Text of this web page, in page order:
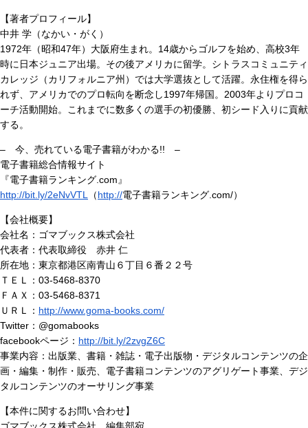
【著者プロフィール】
中井 学（なかい・がく）
1972年（昭和47年）大阪府生まれ。14歳からゴルフを始め、高校3年
時に日本ジュニア出場。その後アメリカに留学。シトラスコミュニティ
カレッジ（カリフォルニア州）では大学選抜として活躍。永住権を得ら
れず、アメリカでのプロ転向を断念し1997年帰国。2003年よりプロコ
ーチ活動開始。これまでに数多くの選手の初優勝、初シード入りに貢献
する。
– 今、売れている電子書籍がわかる!! –
電子書籍総合情報サイト
『電子書籍ランキング.com』
http://bit.ly/2eNvVTL
（http://電子書籍ランキング.com/）
【会社概要】
会社名：ゴマブックス株式会社
代表者：代表取締役 赤井 仁
所在地：東京都港区南青山６丁目６番２２号
ＴＥＬ：03-5468-8370
ＦＡＸ：03-5468-8371
ＵＲＬ： http://www.goma-books.com/
Twitter：@gomabooks
facebookページ： http://bit.ly/2zvgZ6C
事業内容：出版業、書籍・雑誌・電子出版物・デジタルコンテンツの企
画・編集・制作・販売、電子書籍コンテンツのアグリゲート事業、デジ
タルコンテンツのオーサリング事業
【本件に関するお問い合わせ】